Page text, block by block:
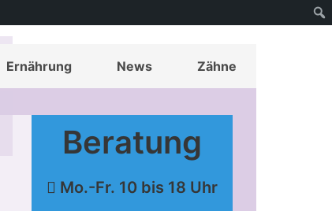
Ernährung News Zähne
Beratung
Mo.-Fr. 10 bis 18 Uhr